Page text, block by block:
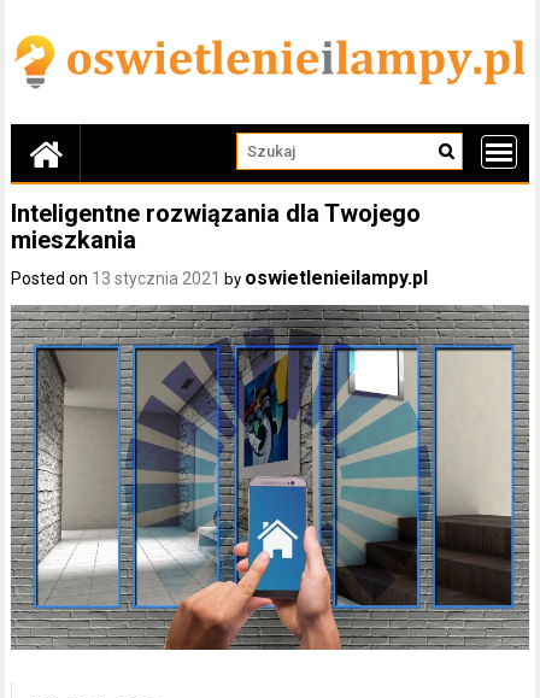
content
Inteligentne rozwiązania dla Twojego
mieszkania
Posted on 13 stycznia 2021 by oswietlenieilampy.pl